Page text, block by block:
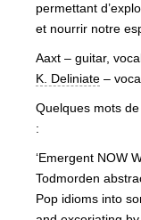
permettant
et nourrir notre
Aaxt – guitar,
K. Deliniate –
Quelques mots
:
‘Emergent NOW
Todmorden
Pop idioms into